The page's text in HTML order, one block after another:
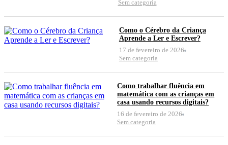
Sem categoria
Como o Cérebro da Criança
Aprende a Ler e Escrever?
17 de fevereiro de 2026
Sem categoria
Como trabalhar fluência em
matemática com as crianças em
casa usando recursos digitais?
16 de fevereiro de 2026
Sem categoria